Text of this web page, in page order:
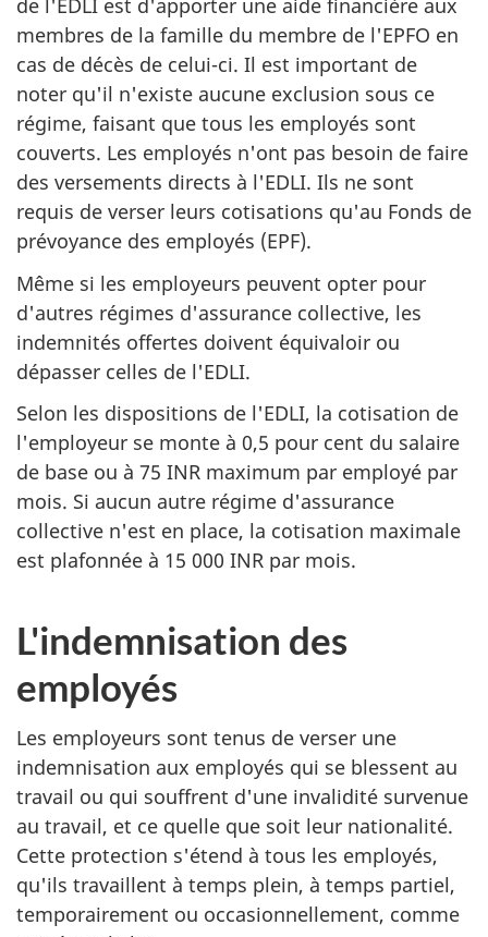
de l'EDLI est d'apporter une aide financière aux
membres de la famille du membre de l'EPFO en
cas de décès de celui-ci. Il est important de
noter qu'il n'existe aucune exclusion sous ce
régime, faisant que tous les employés sont
couverts. Les employés n'ont pas besoin de faire
des versements directs à l'EDLI. Ils ne sont
requis de verser leurs cotisations qu'au Fonds de
prévoyance des employés (EPF).
Même si les employeurs peuvent opter pour
d'autres régimes d'assurance collective, les
indemnités offertes doivent équivaloir ou
dépasser celles de l'EDLI.
Selon les dispositions de l'EDLI, la cotisation de
l'employeur se monte à 0,5 pour cent du salaire
de base ou à 75 INR maximum par employé par
mois. Si aucun autre régime d'assurance
collective n'est en place, la cotisation maximale
est plafonnée à 15 000 INR par mois.
L'indemnisation des
employés
Les employeurs sont tenus de verser une
indemnisation aux employés qui se blessent au
travail ou qui souffrent d'une invalidité survenue
au travail, et ce quelle que soit leur nationalité.
Cette protection s'étend à tous les employés,
qu'ils travaillent à temps plein, à temps partiel,
temporairement ou occasionnellement, comme